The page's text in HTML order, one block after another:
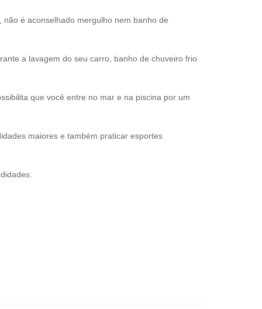
é aconselhado mergulho nem banho de
a lavagem do seu carro, banho de chuveiro frio
que você entre no mar e na piscina por um
maiores e também praticar esportes